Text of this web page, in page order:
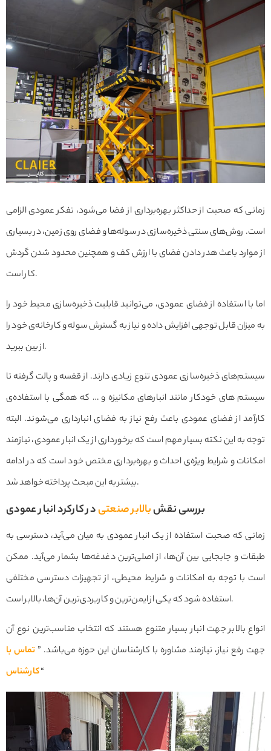
زمانی که صحبت از حداکثر بهره‌برداری از فضا می‌شود، تفکر عمودی الزامی
است. روش‌های سنتی ذخیره‌سازی در سوله‌ها و فضای روی زمین، در بسیاری
از موارد باعث هدر دادن فضای با ارزش کف و همچنین محدود شدن گردش
کار است.
اما با استفاده از فضای عمودی، می‌توانید قابلیت ذخیره‌سازی محیط خود را
به میزان قابل توجهی افزایش داده و نیاز به گسترش سوله و کارخانه‌ی خود را
از بین ببرید.
سیستم‌های ذخیره‌سازی عمودی تنوع زیادی دارند. از قفسه و پالت گرفته تا
سیستم های خودکار مانند انبارهای مکانیزه و … که همگی با استفاده‌ی
کارآمد از فضای عمودی باعث رفع نیاز به فضای انبارداری می‌شوند. البته
توجه به این نکته بسیار مهم است که برخورداری از یک انبار عمودی، نیازمند
امکانات و شرایط ویژه‌ی احداث و بهره‌برداری مختص خود است که در ادامه
بیشتر به این مبحث پرداخته خواهد شد.
بررسی نقشبالابر صنعتیدر کارکرد انبار عمودی
زمانی که صحبت استفاده از یک انبار عمودی به میان می‌آید، دسترسی به
طبقات و جابجایی بین آن‌ها، از اصلی‌ترین دغدغه‌ها بشمار می‌آید. ممکن
است با توجه به امکانات و شرایط محیطی، از تجهیزات دسترسی مختلفی
استفاده شود که یکی از ایمن‌ترین و کاربردی‌ترین آن‌ها، بالابر است.
انواع بالابر جهت انبار بسیار متنوع هستند که انتخاب مناسب‌ترین نوع آن
جهت رفع نیاز، نیازمند مشاوره با کارشناسان این حوزه می‌باشد. ” تماس با
کارشناس“